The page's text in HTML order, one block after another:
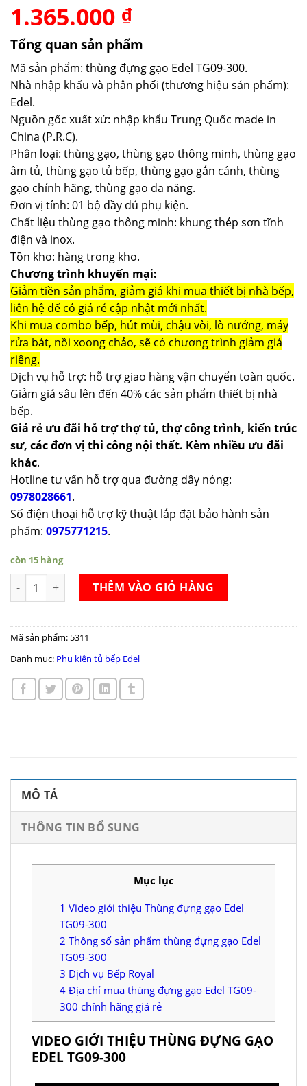
Giá
gốc
là:
2.100.000 ₫.
1.365.000 ₫Giá
tại
là:
1.365.000 ₫.
Tổng quan sản phẩm
Mã sản phẩm: thùng đựng gạo Edel TG09-300.
Nhà nhập khẩu và phân phối (thương hiệu sản phẩm):
Edel.
Nguồn gốc xuất xứ: nhập khẩu Trung Quốc made in
China (P.R.C).
Phân loại: thùng gạo, thùng gạo thông minh, thùng gạo
âm tủ, thùng gạo tủ bếp, thùng gạo gắn cánh, thùng
gạo chính hãng, thùng gạo đa năng.
Đơn vị tính: 01 bộ đầy đủ phụ kiện.
Chất liệu thùng gạo thông minh: khung thép sơn tĩnh
điện và inox.
Tồn kho: hàng trong kho.
Chương trình khuyến mại:
Giảm tiền sản phẩm, giảm giá khi mua thiết bị nhà bếp,
liên hệ để có giá rẻ cập nhật mới nhất.
Khi mua combo bếp, hút mùi, chậu vòi, lò nướng, máy
rửa bát, nồi xoong chảo, sẽ có chương trình giảm giá
riêng.
Dịch vụ hỗ trợ: hỗ trợ giao hàng vận chuyển toàn quốc.
Giảm giá sâu lên đến 40% các sản phẩm thiết bị nhà
bếp.
Giá rẻ ưu đãi hỗ trợ thợ tủ, thợ công trình, kiến trúc
sư, các đơn vị thi công nội thất. Kèm nhiều ưu đãi
khác.
Hotline tư vấn hỗ trợ qua đường dây nóng:
0978028661.
Số điện thoại hỗ trợ kỹ thuật lắp đặt bảo hành sản
phẩm: 0975771215.
còn 15 hàng
Thùng đựng gạo Edel TG09-300 số lượng
THÊM VÀO GIỎ HÀNG
Mã sản phẩm: 5311
Danh mục: Phụ kiện tủ bếp Edel
MÔ TẢ
THÔNG TIN BỔ SUNG
Mục lục
1 Video giới thiệu Thùng đựng gạo Edel
TG09-300
2 Thông số sản phẩm thùng đựng gạo Edel
TG09-300
3 Dịch vụ Bếp Royal
4 Địa chỉ mua thùng đựng gạo Edel TG09-
300 chính hãng giá rẻ
VIDEO GIỚI THIỆU THÙNG ĐỰNG GẠO
EDEL TG09-300